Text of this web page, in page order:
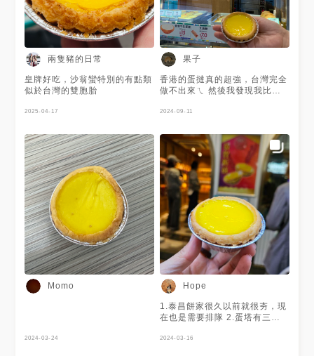
兩隻豬的日常
皇牌好吃，沙翁蠻特別的有點類
似於台灣的雙胞胎
2025-04-17
果子
香港的蛋撻真的超強，台灣完全
做不出來ㄟ 然後我發現我比較
還好。 - 之前很不喜歡莫札特，
生應該會有其他情緒。但最近卻
很喜歡聽，可能是準備考試的這
種苦悶日子裡很需要這種純粹的
快樂吧。而且莫札特的音樂很適
合進入讀書的flow裡ㄟ，我還建
一個清單叫快樂莫札特XD - 再
等一下！四百篇就會發好東西
了！
2024-09-11
Momo
2024-03-24
Hope
1.泰昌餅家很久以前就很夯，現
在也是需要排隊 2.蛋塔有三個
來就是小時候會買的那種蛋塔，
2024-03-16